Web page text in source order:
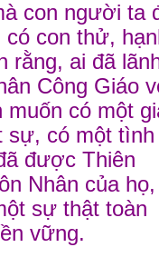
con người ta
con thử,
rằng, ai đã
Công Giáo
muốn có một
sự, có một tình
được Thiên
Nhân của họ,
sự thật toàn
vững.